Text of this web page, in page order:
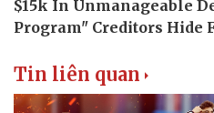
Tin liên quan